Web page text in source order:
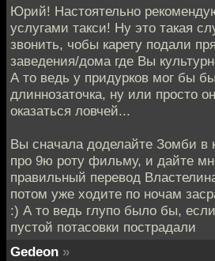
Юрий! Настоятельно
услугами такси! Ну это такая
звонить, чобы карету подали
заведения/дома где Вы
А то ведь у придурков мог бы
длиннозаточка, ну или просто
оказаться ловчей...
Вы сначала доделайте Зомби в
про 9ю роту фильму, и дайте
правильный перевод
потом уже ходите по ночам
:) А то ведь глупо было бы,
пустой потасовки пострадали
Gedeon »